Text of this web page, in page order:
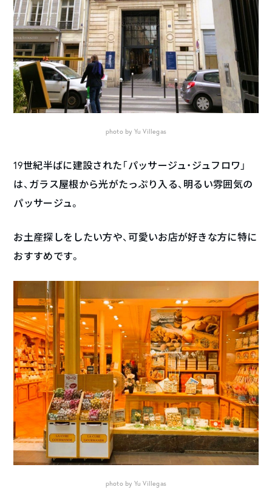
photo by Yu Villegas
19世紀半ばに建設された「パッサージュ・ジュフロワ」
は、ガラス屋根から光がたっぷり入る、明るい雰囲気の
パッサージュ。
お土産探しをしたい方や、可愛いお店が好きな方に特に
おすすめです。
photo by Yu Villegas